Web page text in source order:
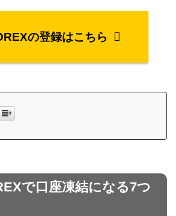
の登録はこちら
で口座凍結になる7つ